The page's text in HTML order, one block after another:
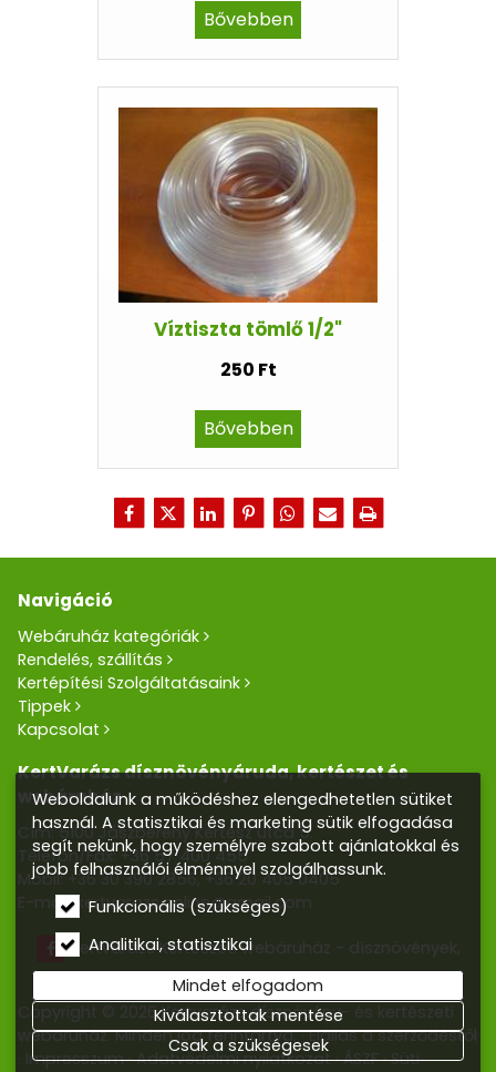
Bővebben
Víztiszta tömlő 1/2"
250 Ft
Bővebben
Navigáció
Webáruház kategóriák
Rendelés, szállítás
Kertépítési Szolgáltatásaink
Tippek
Kapcsolat
KertVarázs dísznövényáruda, kertészet és
webáruház
Cím: 5100 Jászberény Kertész utca 5.
Telefon/Fax: +36 57 400 455
Mobil:+36 30 390 2856,+36 20 405 0405
E-mail:kertvarazs.online@gmail.com
Kertvarázs Kertészeti webáruház - dísznövények,
kerti tó, öntözőrendszerek
Copyright © 2026 Kertvarázs dísznövény- és kertészeti
webáruház. Minden jog fenntartva. Elállás a szerződéstől
Impresszum Adatvédelmi nyilatkozat ÁSZF Süti
Weboldalunk a működéshez elengedhetetlen sütiket
használ. A statisztikai és marketing sütik elfogadása
segít nekünk, hogy személyre szabott ajánlatokkal és
jobb felhasználói élménnyel szolgálhassunk.
Funkcionális (szükséges)
Analitikai, statisztikai
Mindet elfogadom
Kiválasztottak mentése
Csak a szükségesek